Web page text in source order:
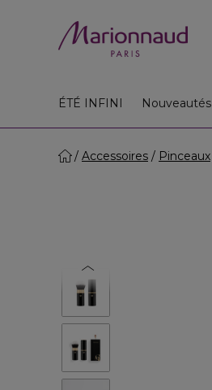
ÉTÉ INFINI
Nouveautés
Accessoires Pinceaux